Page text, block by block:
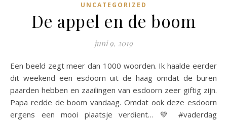
UNCATEGORIZED
De appel en de boom
juni 9, 2019
Een beeld zegt meer dan 1000 woorden. Ik haalde eerder
dit weekend een esdoorn uit de haag omdat de buren
paarden hebben en zaailingen van esdoorn zeer giftig zijn.
Papa redde de boom vandaag. Omdat ook deze esdoorn
ergens een mooi plaatsje verdient… 💚 #vaderdag